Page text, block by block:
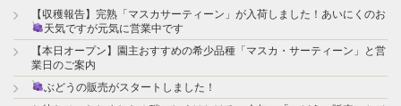
i
g
a
【収穫報告】完熟「マスカサーティーン」が入荷しました！あいにくのお
天気ですが元気に営業中です
【本日オープン】園主おすすめの希少品種「マスカ・サーティーン」と営
業日のご案内
ぶどうの販売がスタートしました！